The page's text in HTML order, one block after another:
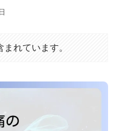
れています。